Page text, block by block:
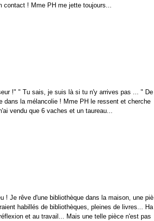
contact ! Mme PH me jette toujours...
!" " Tu sais, je suis là si tu n'y arrives pas ... " De
dans la mélancolie ! Mme PH le ressent et cherche
vendu que 6 vaches et un taureau...
! Je rêve d'une bibliothèque dans la maison, une piè
habillés de bibliothèques, pleines de livres... Ha
et au travail... Mais une telle pièce n'est pas